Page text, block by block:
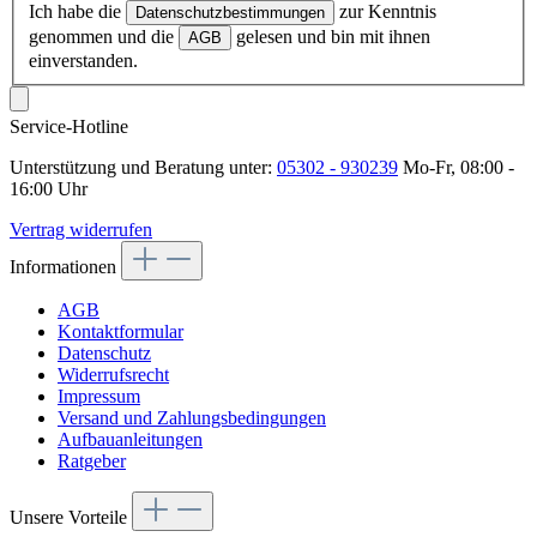
Ich habe die Datenschutzbestimmungen
zur Kenntnis
genommen und die
AGB
gelesen und bin mit ihnen
einverstanden.
Service-Hotline
Unterstützung und Beratung unter: 05302 - 930239 Mo-Fr, 08:00 -
16:00 Uhr
Vertrag widerrufen
Informationen
AGB
Kontaktformular
Datenschutz
Widerrufsrecht
Impressum
Versand und Zahlungsbedingungen
Aufbauanleitungen
Ratgeber
Unsere Vorteile